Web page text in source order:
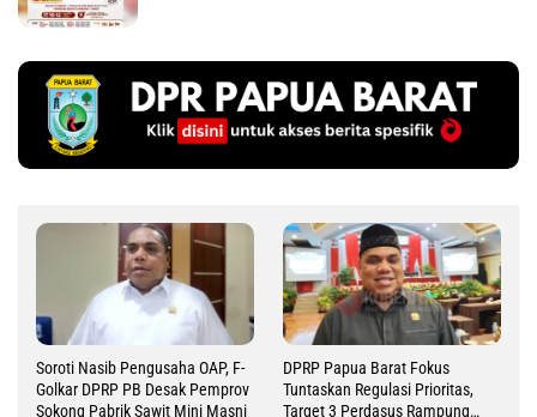
Soroti Nasib Pengusaha OAP, F-
Golkar DPRP PB Desak Pemprov
Sokong Pabrik Sawit Mini Masni
DPRP Papua Barat Fokus
Tuntaskan Regulasi Prioritas,
Target 3 Perdasus Rampung